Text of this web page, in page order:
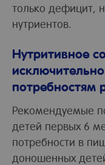
только дефицит,
нутриентов.
Нутритивное
потребностям
Рекомендуемые
детей первых 6
потребности в
доношенных